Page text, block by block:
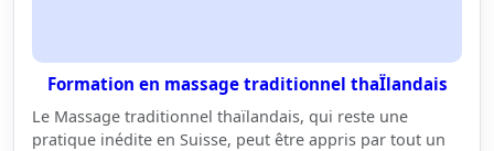
Formation en massage traditionnel thaÏlandais
Le Massage traditionnel thaïlandais, qui reste une
pratique inédite en Suisse, peut être appris par tout un